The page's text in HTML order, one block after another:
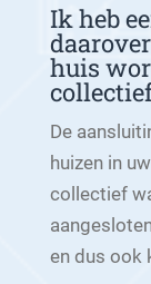
Ik heb
huis
De
huizen in
collectief
en dus ook